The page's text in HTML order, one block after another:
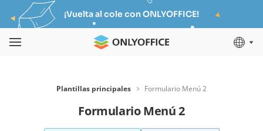
¡Vuelta al cole con ONLYOFFICE!
Plantillas principales Formulario Menú 2
Formulario Menú 2